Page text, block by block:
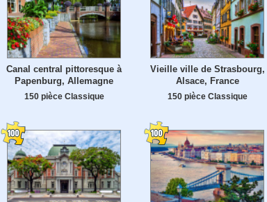
Canal central pittoresque à
Papenburg, Allemagne
150 pièce Classique
Vieille ville de Strasbourg,
Alsace, France
150 pièce Classique